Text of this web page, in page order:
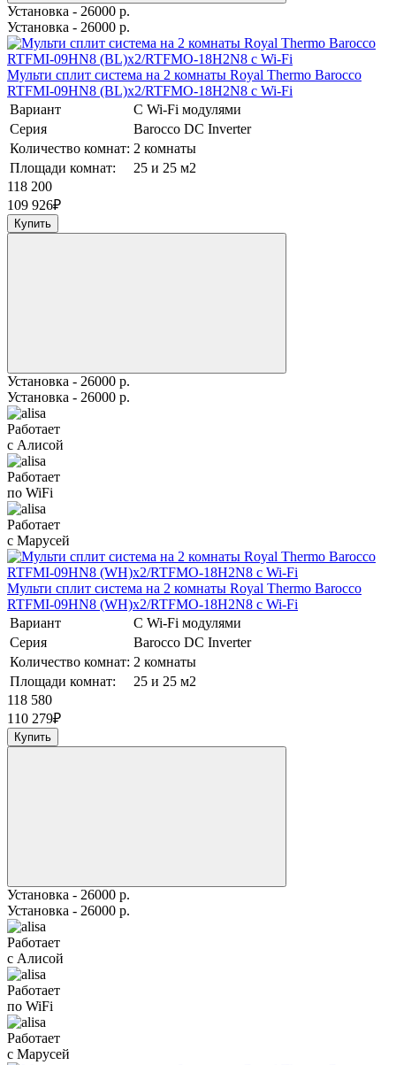
Установка - 26000 р.
Установка - 26000 р.
Мульти сплит система на 2 комнаты Royal Thermo Barocco
RTFMI-09HN8 (BL)х2/RTFMO-18H2N8 с Wi-Fi
Вариант
С Wi-Fi модулями
Серия
Barocco DC Inverter
Количество комнат: 2 комнаты
Площади комнат:
25 и 25 м2
118 200
109 926₽
Купить
Установка - 26000 р.
Установка - 26000 р.
Работает
с Алисой
Работает
по WiFi
Работает
с Марусей
Мульти сплит система на 2 комнаты Royal Thermo Barocco
RTFMI-09HN8 (WH)х2/RTFMO-18H2N8 с Wi-Fi
Вариант
С Wi-Fi модулями
Серия
Barocco DC Inverter
Количество комнат: 2 комнаты
Площади комнат:
25 и 25 м2
118 580
110 279₽
Купить
Установка - 26000 р.
Установка - 26000 р.
Работает
с Алисой
Работает
по WiFi
Работает
с Марусей